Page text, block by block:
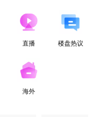
直播 楼盘热议
海外